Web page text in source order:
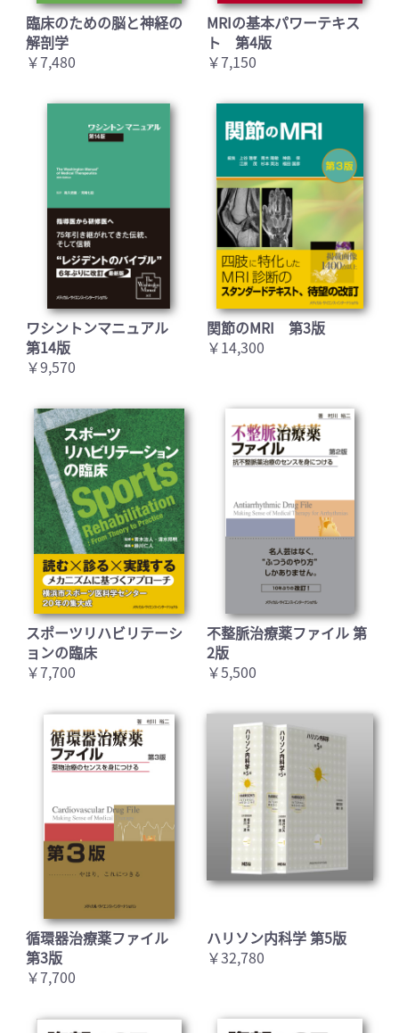
臨床のための脳と神経の
解剖学
￥7,480
MRIの基本パワーテキス
ト 第4版
￥7,150
ワシントンマニュアル
第14版
￥9,570
関節のMRI 第3版
￥14,300
スポーツリハビリテーシ
ョンの臨床
￥7,700
不整脈治療薬ファイル 第
2版
￥5,500
循環器治療薬ファイル
第3版
￥7,700
ハリソン内科学 第5版
￥32,780